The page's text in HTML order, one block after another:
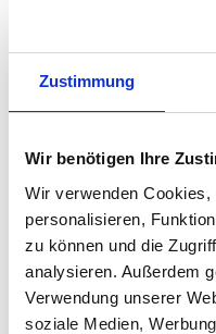
Zustimmung
Wir benötigen Ihre
Wir verwenden
personalisieren,
zu können und die
analysieren. Außerdem
Verwendung unserer
soziale Medien,
Grundstücksgröße: ca.
Baulicher Zustand: normal
Untergeschoss +
Weiterlesen...
Grundrisse